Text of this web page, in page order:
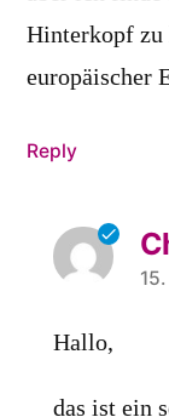
Hinterkopf zu
europäischer
Reply
Hallo,
das ist ein